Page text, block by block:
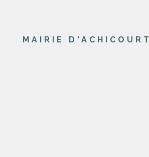
MAIRIE D'ACHICOURT